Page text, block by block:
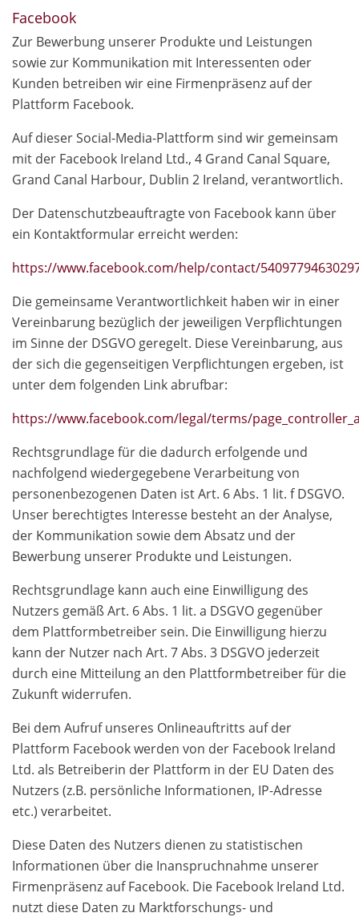
Facebook
Zur Bewerbung unserer Produkte und Leistungen
sowie zur Kommunikation mit Interessenten oder
Kunden betreiben wir eine Firmenpräsenz auf der
Plattform Facebook.
Auf dieser Social-Media-Plattform sind wir gemeinsam
mit der Facebook Ireland Ltd., 4 Grand Canal Square,
Grand Canal Harbour, Dublin 2 Ireland, verantwortlich.
Der Datenschutzbeauftragte von Facebook kann über
ein Kontaktformular erreicht werden:
https://www.facebook.com/help/contact/
Die gemeinsame Verantwortlichkeit haben wir in einer
Vereinbarung bezüglich der jeweiligen Verpflichtungen
im Sinne der DSGVO geregelt. Diese Vereinbarung, aus
der sich die gegenseitigen Verpflichtungen ergeben, ist
unter dem folgenden Link abrufbar:
https://www.facebook.com/legal/terms/
Rechtsgrundlage für die dadurch erfolgende und
nachfolgend wiedergegebene Verarbeitung von
personenbezogenen Daten ist Art. 6 Abs. 1 lit. f DSGVO.
Unser berechtigtes Interesse besteht an der Analyse,
der Kommunikation sowie dem Absatz und der
Bewerbung unserer Produkte und Leistungen.
Rechtsgrundlage kann auch eine Einwilligung des
Nutzers gemäß Art. 6 Abs. 1 lit. a DSGVO gegenüber
dem Plattformbetreiber sein. Die Einwilligung hierzu
kann der Nutzer nach Art. 7 Abs. 3 DSGVO jederzeit
durch eine Mitteilung an den Plattformbetreiber für die
Zukunft widerrufen.
Bei dem Aufruf unseres Onlineauftritts auf der
Plattform Facebook werden von der Facebook Ireland
Ltd. als Betreiberin der Plattform in der EU Daten des
Nutzers (z.B. persönliche Informationen, IP-Adresse
etc.) verarbeitet.
Diese Daten des Nutzers dienen zu statistischen
Informationen über die Inanspruchnahme unserer
Firmenpräsenz auf Facebook. Die Facebook Ireland Ltd.
nutzt diese Daten zu Marktforschungs- und